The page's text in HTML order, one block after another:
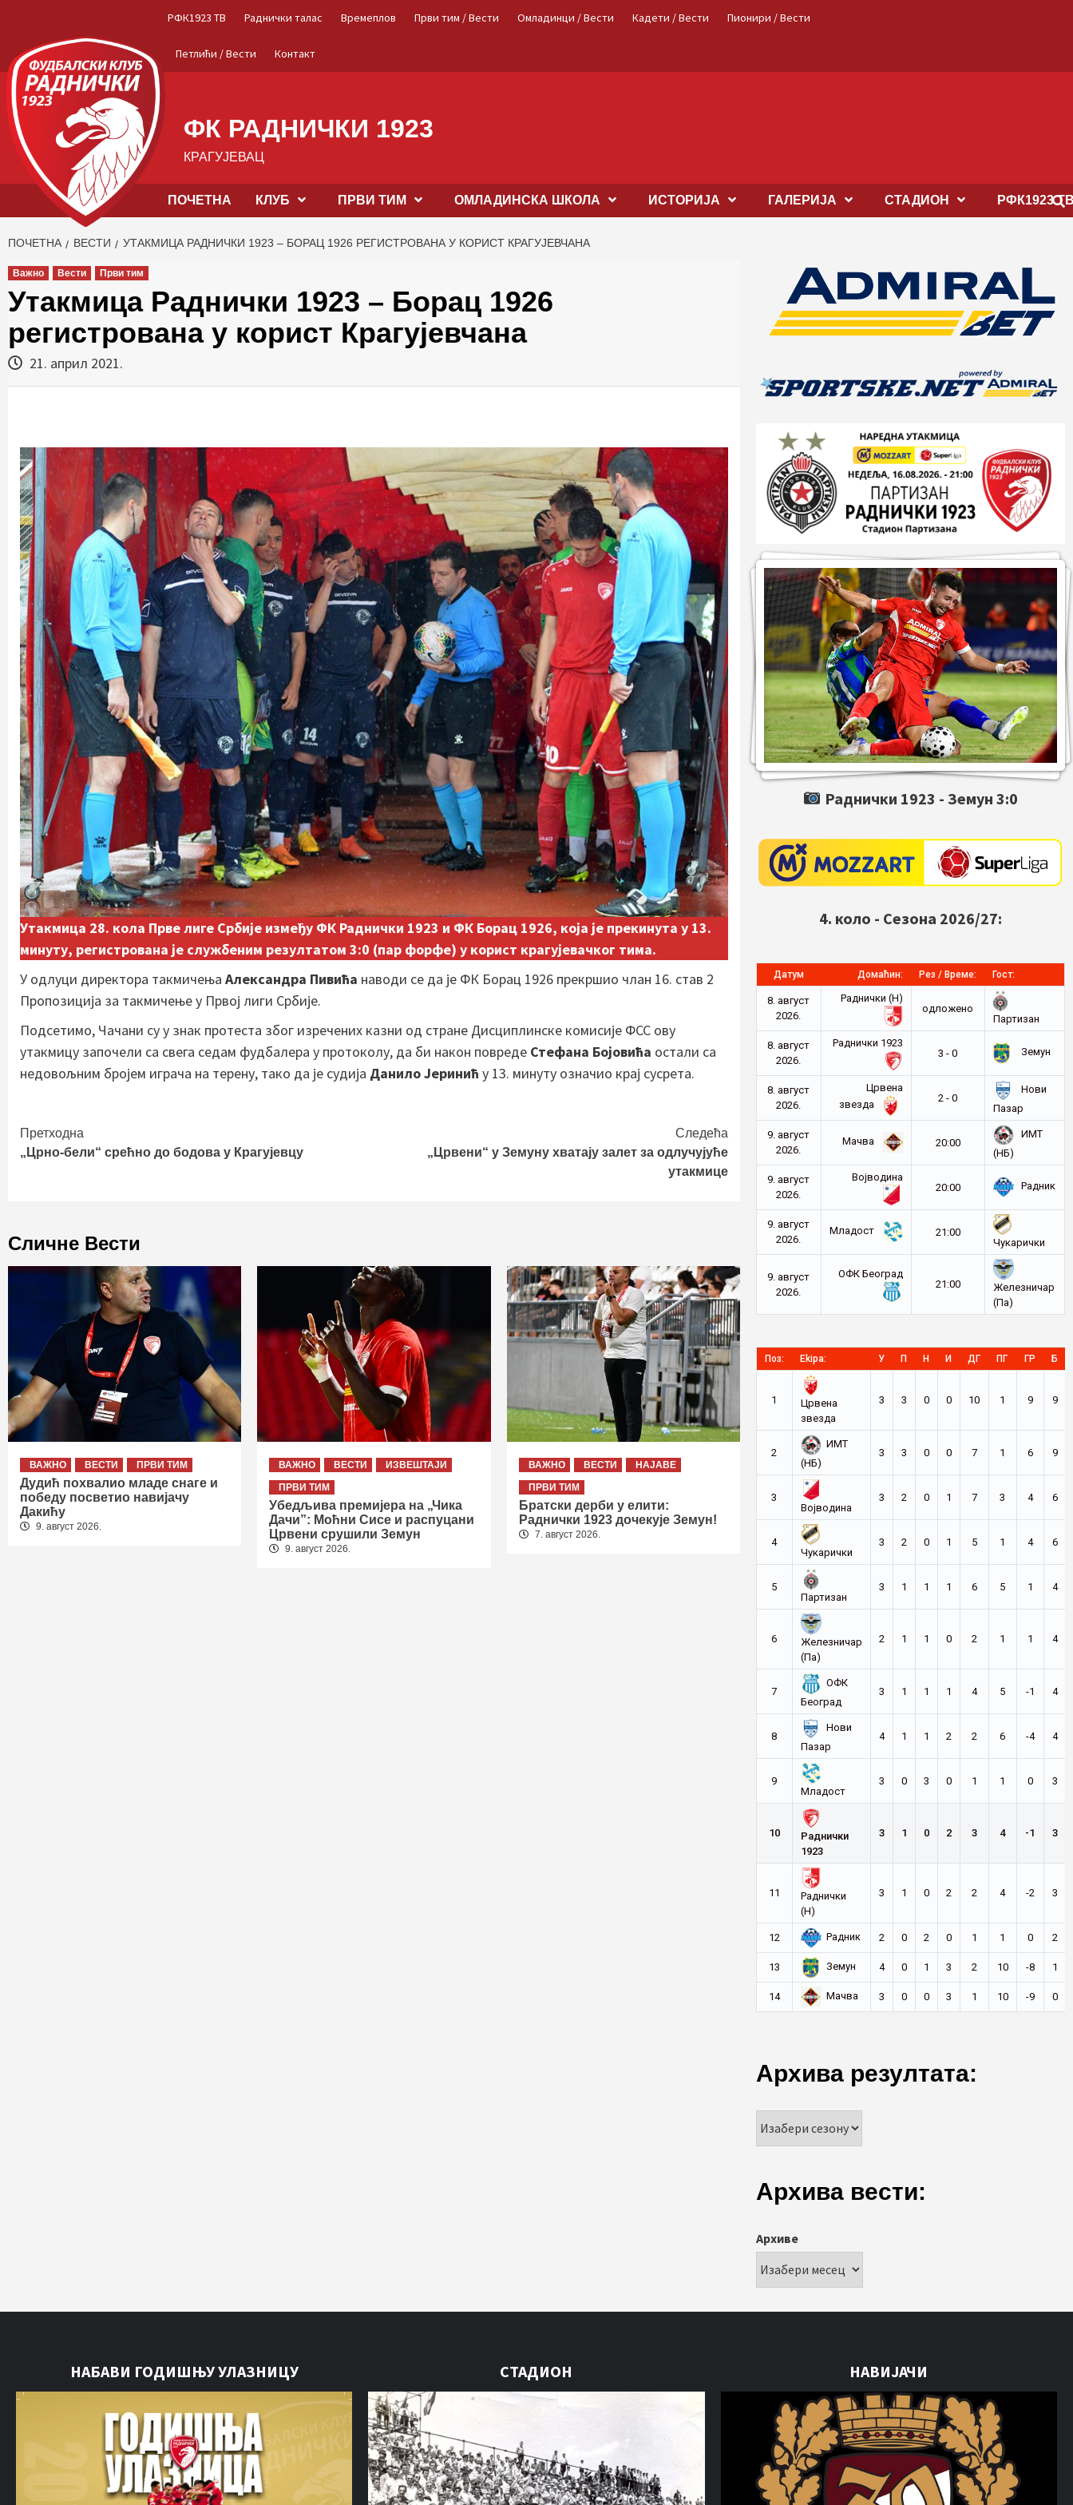
content
РФК1923 ТВ Раднички талас Времеплов Први тим / Вести Омладинци / Вести Кадети / Вести Пионири / Вести
Петлићи / Вести Контакт
ФК РАДНИЧКИ 1923
КРАГУЈЕВАЦ
ПОЧЕТНА КЛУБ ПРВИ ТИМ OМЛАДИНСКА ШКОЛА ИСТОРИЈА ГАЛЕРИЈА СТАДИОН РФК1923
ПОЧЕТНА ВЕСТИ УТАКМИЦА РАДНИЧКИ 1923 – БОРАЦ 1926 РЕГИСТРОВАНА У КОРИСТ КРАГУЈЕВЧАНА
Важно Вести Први тим
Утакмица Раднички 1923 – Борац 1926
регистрована у корист Крагујевчана
21. април 2021.
Утакмица 28. кола Прве лиге Србије између ФК Раднички 1923 и ФК Борац 1926, која је прекинута у 13.
минуту, регистрована је службеним резултатом 3:0 (пар форфе) у корист крагујевачког тима.
У одлуци директора такмичења Александра Пивића наводи се да је ФК Борац 1926 прекршио члан 16. став 2
Пропозиција за такмичење у Првој лиги Србије.
Подсетимо, Чачани су у знак протеста због изречених казни од стране Дисциплинске комисије ФСС ову
утакмицу започели са свега седам фудбалера у протоколу, да би након повреде Стефана Бојовића остали са
недовољним бројем играча на терену, тако да је судија Данило Јеринић у 13. минуту означио крај сусрета.
Continue
Reading
Претходна
„Црно-бели“ срећно до бодова у Крагујевцу
Следећа
„Црвени“ у Земуну хватају залет за одлучујуће
утакмице
Сличне Вести
ВАЖНО ВЕСТИ ПРВИ ТИМ
Дудић похвалио младе снаге и
победу посветио навијачу
Дакићу
9. август 2026.
ВАЖНО ВЕСТИ
ИЗВЕШТАЈИ
ПРВИ ТИМ
Убедљива премијера на „Чика
Дачи”: Моћни Сисе и распуцани
Црвени срушили Земун
9. август 2026.
ВАЖНО ВЕСТИ
НАЈАВЕ
ПРВИ ТИМ
Братски дерби у елити:
Раднички 1923 дочекује Земун!
7. август 2026.
Раднички 1923 - Земун 3:0
4. коло - Сезона 2026/27:
Датум Домаћин: Рез / Време: Гост:
8. август
2026.
Раднички (Н)
oдложено
Партизан
8. август
2026.
Раднички 1923
3 - 0
Земун
8. август
2026.
Црвена
звезда
2 - 0
Нови
Пазар
9. август
2026.
Мачва 20:00
ИМТ
(НБ)
9. август
2026.
Војводина
20:00
Радник
9. август
2026.
Младост
21:00
Чукарички
9. август
2026.
ОФК Београд
21:00
Железничар
(Па)
Поз: Ekipa: У П Н И ДГ ПГ ГР Б
1
Црвена
звезда
3 3 0 0 10 1 9 9
2
ИМТ
(НБ)
3 3 0 0 7 1 6 9
3
Војводина
3 2 0 1 7 3 4 6
4
Чукарички
3 2 0 1 5 1 4 6
5
Партизан
3 1 1 1 6 5 1 4
6
Железничар
(Па)
2 1 1 0 2 1 1 4
7
ОФК
Београд
3 1 1 1 4 5 -1 4
8
Нови
Пазар
4 1 1 2 2 6 -4 4
9
Младост
3 0 3 0 1 1 0 3
10
Раднички
1923
3 1 0 2 3 4 -1 3
11
Раднички
(Н)
3 1 0 2 2 4 -2 3
12 Радник 2 0 2 0 1 1 0 2
13 Земун 4 0 1 3 2 10 -8 1
14 Мачва 3 0 0 3 1 10 -9 0
Архива резултата:
Архива вести:
Архиве
НАБАВИ ГОДИШЊУ УЛАЗНИЦУ СТАДИОН НАВИЈАЧИ